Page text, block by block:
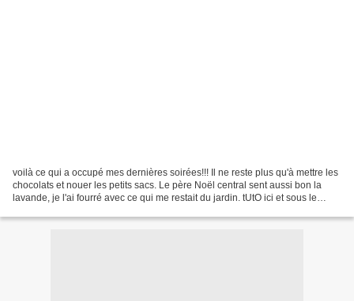
voilà ce qui a occupé mes dernières soirées!!! Il ne reste plus qu'à mettre les
chocolats et nouer les petits sacs. Le père Noël central sent aussi bon la
lavande, je l'ai fourré avec ce qui me restait du jardin. tUtO ici et sous le